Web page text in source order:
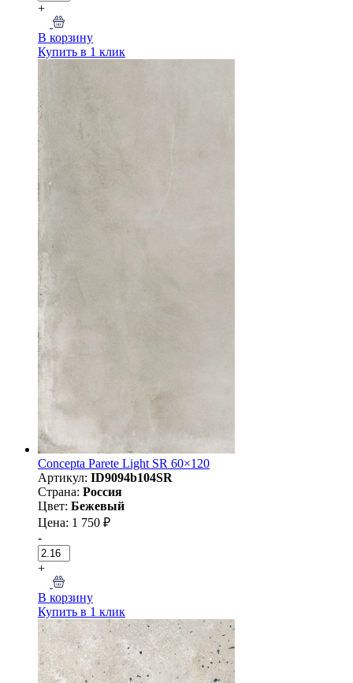
+
В корзину
Купить в 1 клик
Concepta Parete Light SR 60×120
Артикул: ID9094b104SR
Страна: Россия
Цвет: Бежевый
Цена: 1 750 ₽
-
+
В корзину
Купить в 1 клик